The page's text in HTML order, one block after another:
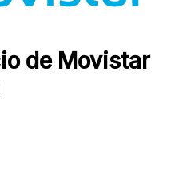
de Movistar